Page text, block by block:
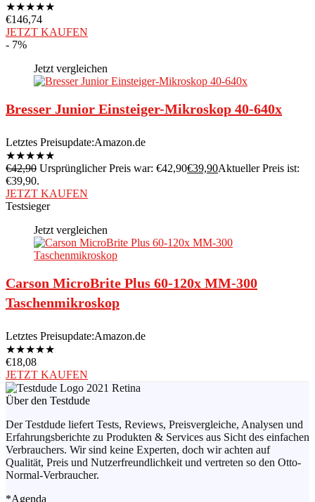
★★★★★
€146,74
JETZT KAUFEN
- 7%
Jetzt vergleichen
Bresser Junior Einsteiger-Mikroskop 40-640x
Letztes Preisupdate:Amazon.de
★★★★★
€42,90 Ursprünglicher Preis war: €42,90€39,90Aktueller Preis ist:
€39,90.
JETZT KAUFEN
Testsieger
Jetzt vergleichen
Carson MicroBrite Plus 60-120x MM-300
Taschenmikroskop
Letztes Preisupdate:Amazon.de
★★★★★
€18,08
JETZT KAUFEN
Über den Testdude
Der Testdude liefert Tests, Reviews, Preisvergleiche, Analysen und
Erfahrungsberichte zu Produkten & Services aus Sicht des einfachen
Verbrauchers. Wir sind keine Experten, doch wir achten auf
Qualität, Preis und Nutzerfreundlichkeit und vertreten so den Otto-
Normal-Verbraucher.
*Agenda